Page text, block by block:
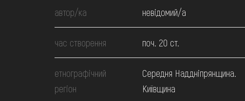
ВІДВІДАТИ
НАВЧИТИСЯ
автор/ка невідомий/а
час створення поч. 20 ст.
етнографічний
регіон
Середня Наддніпрянщина.
Київщина